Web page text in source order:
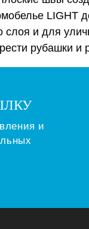
LIGHT
слоя и для
рубашки и
и